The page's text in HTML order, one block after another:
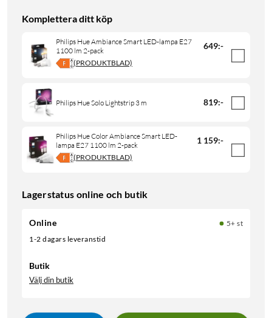
Komplettera ditt köp
Philips Hue Ambiance Smart LED-lampa E27
1100 lm 2-pack
649:-
(PRODUKTBLAD)
Philips Hue Solo Lightstrip 3 m 819:-
Philips Hue Color Ambiance Smart LED-
lampa E27 1100 lm 2-pack
1 159:-
(PRODUKTBLAD)
Lagerstatus online och butik
Online
5+ st
1-2 dagars leveranstid
Butik
Välj din butik